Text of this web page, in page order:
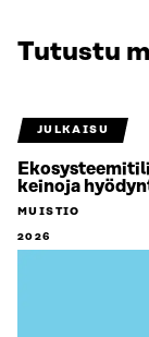
Tutustu
JULKAISU
keinoja
MUISTIO
2026